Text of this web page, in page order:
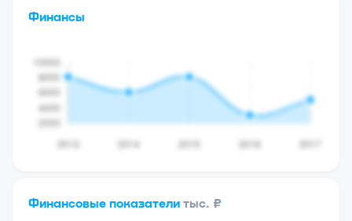
Финансы
Финансовые показатели тыс. ₽